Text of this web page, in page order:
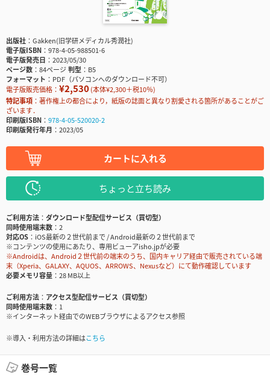
出版社
Gakken(旧学研メディカル秀潤社)
電子版ISBN
978-4-05-988501-6
電子版発売日
2023/05/30
ページ数
84ページ判型
B5
フォーマット
PDF（パソコンへのダウンロード不可）
電子版販売価格： ¥2,530(本体¥2,300＋税10％)
特記事項
著作権上の都合により，紙版の誌面と異なり割愛される箇所があることがご
ざいます．
印刷版ISBN
978-4-05-520020-2
印刷版発行年月
2023/05
カートに入れる
ちょっと立ち読み
ご利用方法
ダウンロード型配信サービス（買切型）
同時使用端末数
2
対応OS
iOS最新の２世代前まで / Android最新の２世代前まで
※コンテンツの使用にあたり、専用ビューアisho.jpが必要
※Androidは、Android２世代前の端末のうち、国内キャリア経由で販売されている端
末（Xperia、GALAXY、AQUOS、ARROWS、Nexusなど）にて動作確認しています
必要メモリ容量
28 MB以上
ご利用方法
アクセス型配信サービス（買切型）
同時使用端末数
1
※インターネット経由でのWEBブラウザによるアクセス参照
※導入・利用方法の詳細はこちら
巻号一覧